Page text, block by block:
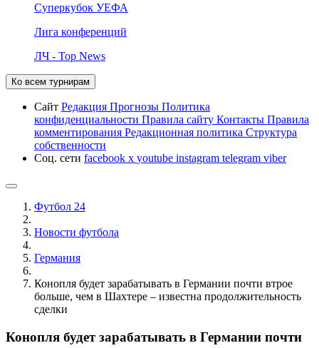
Суперкубок УЕФА
Лига конференций
ЛЧ - Top News
Ко всем турнирам
Сайт Редакция Прогнозы Политика
конфиденциальности Правила сайту Контакты Правила
комментирования Редакционная политика Структура
собственности
Соц. сети facebook x youtube instagram telegram viber
Футбол 24
Новости футбола
Германия
Конопля будет зарабатывать в Германии почти втрое
больше, чем в Шахтере – известна продолжительность
сделки
Конопля будет зарабатывать в Германии почти